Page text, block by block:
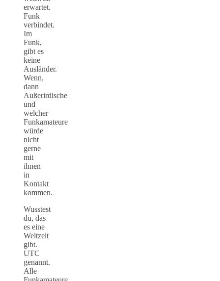
erwartet.
Funk
verbindet.
Im
Funk,
gibt es
keine
Ausländer.
Wenn,
dann
Außerirdische
und
welcher
Funkamateure
würde
nicht
gerne
mit
ihnen
in
Kontakt
kommen.
Wusstest
du, das
es eine
Weltzeit
gibt.
UTC
genannt.
Alle